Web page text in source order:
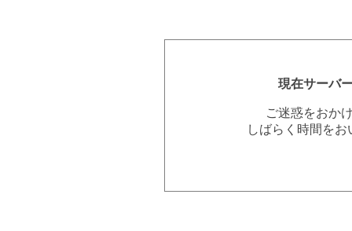
現在サーバ
ご迷惑をおか
しばらく時間を